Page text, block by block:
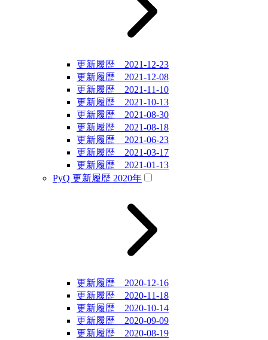
更新履歴 2021-12-23
更新履歴 2021-12-08
更新履歴 2021-11-10
更新履歴 2021-10-13
更新履歴 2021-08-30
更新履歴 2021-08-18
更新履歴 2021-06-23
更新履歴 2021-03-17
更新履歴 2021-01-13
PyQ 更新履歴 2020年
更新履歴 2020-12-16
更新履歴 2020-11-18
更新履歴 2020-10-14
更新履歴 2020-09-09
更新履歴 2020-08-19